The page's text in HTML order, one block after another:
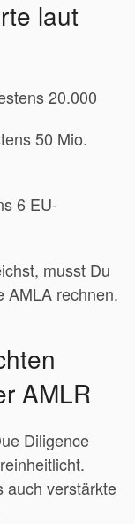
laut
20.000
50 Mio.
6 EU-
musst Du
AMLA rechnen.
AMLR
Diligence
auch verstärkte